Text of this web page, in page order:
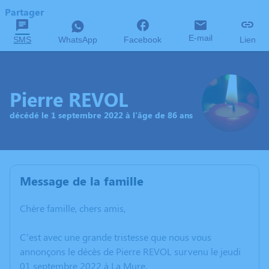
Partager
SMS WhatsApp Facebook E-mail Lien
Pierre REVOL
décédé le 1 septembre 2022 à l'âge de 86 ans
Message de la famille
Chère famille, chers amis,
C’est avec une grande tristesse que nous vous
annonçons le décès de Pierre REVOL survenu le jeudi
01 septembre 2022 à La Mure.